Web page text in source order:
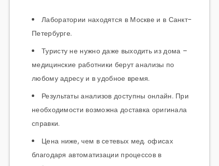
Лаборатории находятся в Москве и в Санкт-
Петербурге.
Туристу не нужно даже выходить из дома –
медицинские работники берут анализы по
любому адресу и в удобное время.
Результаты анализов доступны онлайн. При
необходимости возможна доставка оригинала
справки.
Цена ниже, чем в сетевых мед. офисах
благодаря автоматизации процессов в